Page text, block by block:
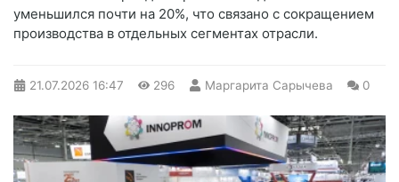
уменьшился почти на 20%, что связано с сокращением
производства в отдельных сегментах отрасли.
21.07.2026 16:47 296 Маргарита Сарычева 0